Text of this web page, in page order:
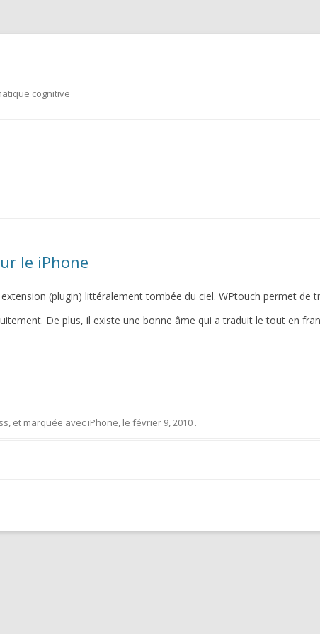
cognitive
le iPhone
(plugin) littéralement tombée du ciel. WPtouch permet de
De plus, il existe une bonne âme qui a traduit le tout en
, et marquée avec iPhone, le février 9, 2010 .